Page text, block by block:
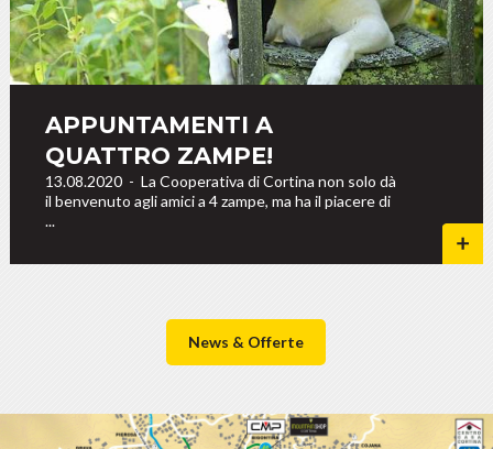
APPUNTAMENTI A
QUATTRO ZAMPE!
13.08.2020 - La Cooperativa di Cortina non solo dà
il benvenuto agli amici a 4 zampe, ma ha il piacere di
...
News & Offerte